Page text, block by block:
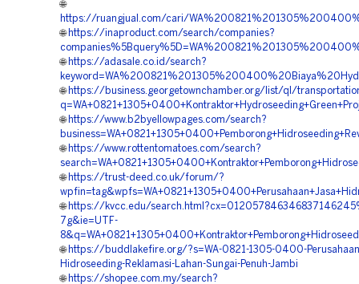
🌐
https://ruangjual.com/cari/
🌐 https://inaproduct.com/search/companies?
🌐 https://adasale.co.id/search?
🌐 https://business.georgetownchamber.org/list/ql/
🌐 https://www.b2byellowpages.com/search?
🌐 https://www.rottentomatoes.com/search?
🌐 https://trust-deed.co.uk/forum/?
🌐 https://kvcc.edu/
7g&ie=UTF-
🌐 https://buddlakefire.org/?s=WA-0821-1305-0400-
Hidroseeding-Reklamasi-Lahan-Sungai-Penuh-Jambi
🌐 https://shopee.com.my/search?